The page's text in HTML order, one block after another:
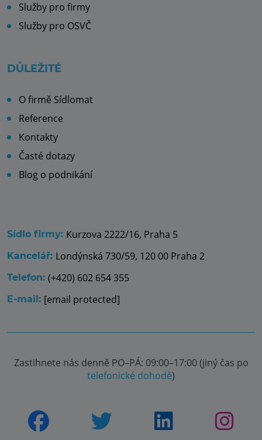
Služby pro firmy
Služby pro OSVČ
DŮLEŽITÉ
O firmě Sídlomat
Reference
Kontakty
Časté dotazy
Blog o podnikání
Sídlo firmy: Kurzova 2222/16, Praha 5
Kancelář: Londýnská 730/59, 120 00 Praha 2
Telefon: (+420) 602 654 355
E-mail: [email protected]
Zastihnete nás denně PO–PÁ: 09:00–17:00 (jiný čas po
telefonické dohodě)